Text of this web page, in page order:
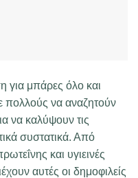
για μπάρες όλο και
πολλούς να αναζητούν
να καλύψουν τις
συστατικά. Από
και υγιεινές
αυτές οι δημοφιλείς